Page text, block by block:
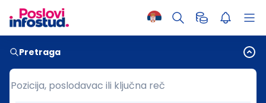
Pretraga
Pozicija, poslodavac ili ključna reč
Pozicija, poslodavac ili ključna reč